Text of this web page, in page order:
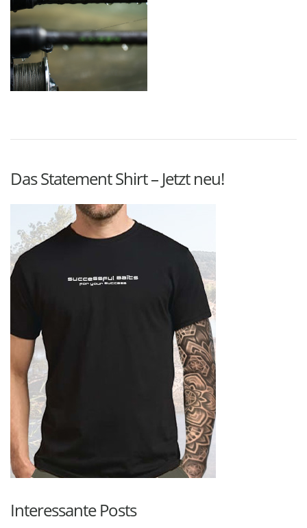
Das Statement Shirt – Jetzt neu!
Interessante Posts